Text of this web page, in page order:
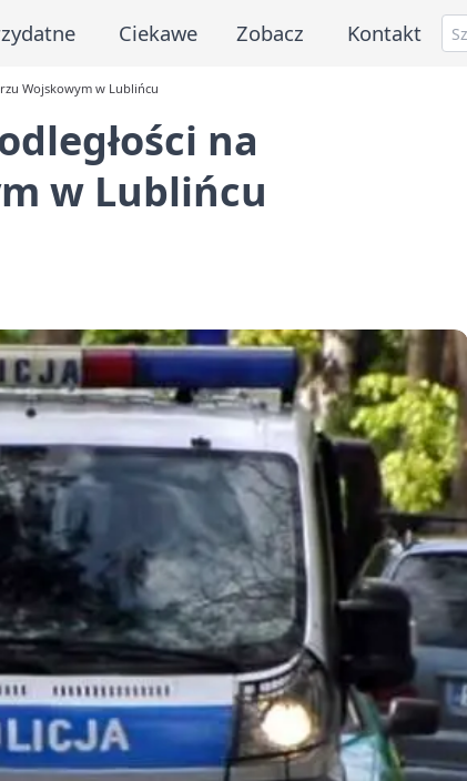
Ciekawe Zobacz Kontakt
Wojskowym w Lublińcu
na
w Lublińcu